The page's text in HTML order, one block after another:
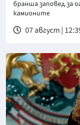
бранша заповед за
камионите
07 август |